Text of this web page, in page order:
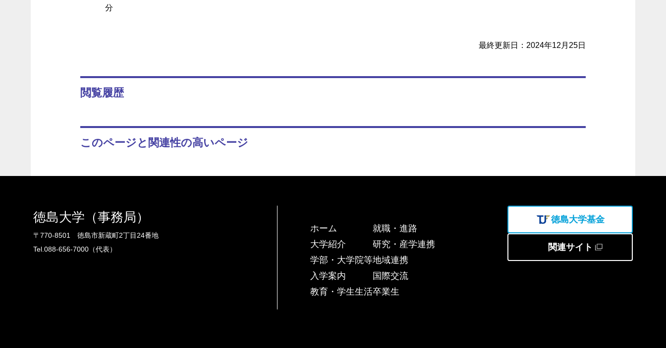
分
最終更新日：2024年12月25日
閲覧履歴
このページと関連性の高いページ
徳島大学（事務局）
〒770-8501 徳島市新蔵町2丁目24番地
Tel.088-656-7000（代表）
ホーム
大学紹介
学部・大学院等
入学案内
教育・学生生活
就職・進路
研究・産学連携
地域連携
国際交流
卒業生
徳島大学基金
関連サイト